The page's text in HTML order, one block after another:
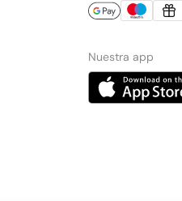
Nuestra app